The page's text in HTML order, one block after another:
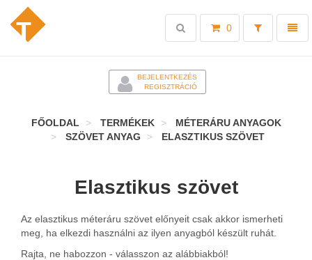
Toggle
0
Toggle
search
BEJELENTKEZÉS
REGISZTRÁCIÓ
FŐOLDAL TERMÉKEK
MÉTERÁRU ANYAGOK
SZÖVET ANYAG
ELASZTIKUS SZÖVET
Elasztikus szövet
Az elasztikus méteráru szövet előnyeit csak akkor ismerheti
meg, ha elkezdi használni az ilyen anyagból készült ruhát.
Rajta, ne habozzon - válasszon az alábbiakból!